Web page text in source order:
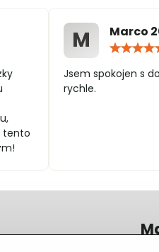
tento
M
Marco
Jsem spokojen s
rychle.